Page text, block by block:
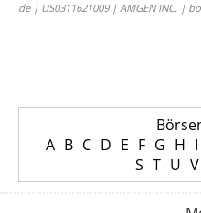
de | US0311621009 | AMGEN INC. |
A B C D E F G H I
S T U V